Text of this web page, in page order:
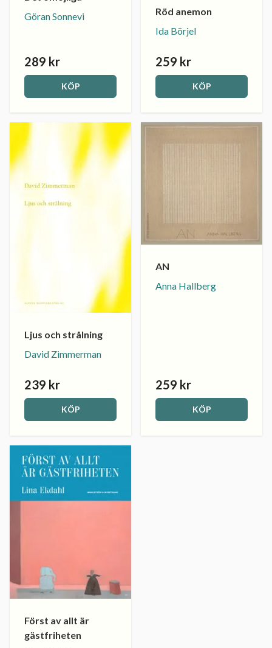
Göran Sonnevi
289 kr
KÖP
Röd anemon
Ida Börjel
259 kr
KÖP
Ljus och strålning
David Zimmerman
239 kr
KÖP
AN
Anna Hallberg
259 kr
KÖP
Först av allt är
gästfriheten